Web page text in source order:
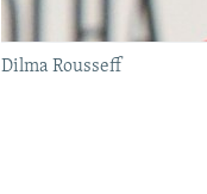
Dilma Rousseff